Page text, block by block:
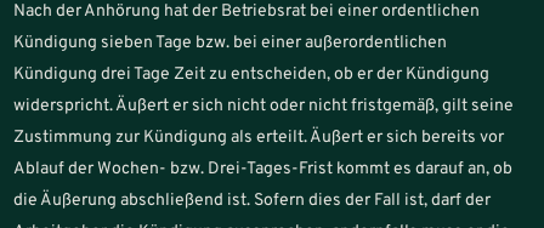
Nach der Anhörung hat der Betriebsrat bei einer ordentlichen
Kündigung sieben Tage bzw. bei einer außerordentlichen
Kündigung drei Tage Zeit zu entscheiden, ob er der Kündigung
widerspricht. Äußert er sich nicht oder nicht fristgemäß, gilt seine
Zustimmung zur Kündigung als erteilt. Äußert er sich bereits vor
Ablauf der Wochen- bzw. Drei-Tages-Frist kommt es darauf an, ob
die Äußerung abschließend ist. Sofern dies der Fall ist, darf der